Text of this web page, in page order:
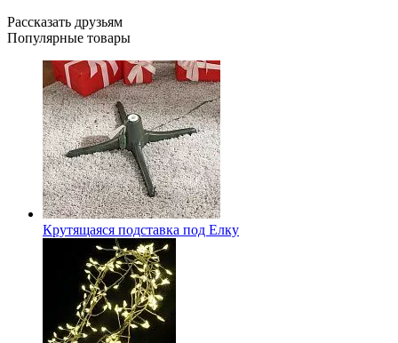
Рассказать друзьям
Популярные товары
Крутящаяся подставка под Елку